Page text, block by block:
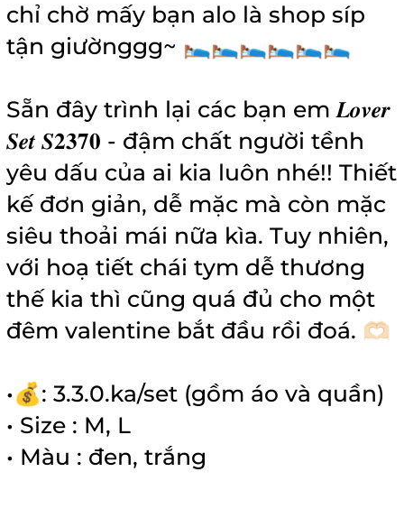
chỉ chờ mấy bạn alo là shop síp
tận giườnggg~ 🛌🛌🛌🛌🛌🛌
Sẵn đây trình lại các bạn em 𝑳𝒐𝒗𝒆𝒓
𝑺𝒆𝒕 𝑺𝟐𝟑𝟕𝟎 - đậm chất người tềnh
yêu dấu của ai kia luôn nhé!! Thiết
kế đơn giản, dễ mặc mà còn mặc
siêu thoải mái nữa kìa. Tuy nhiên,
với hoạ tiết chái tym dễ thương
thế kia thì cũng quá đủ cho một
đêm valentine bắt đầu rồi đoá. 🫶🏻
•💰: 3.3.0.ka/set (gồm áo và quần)
• Size : M, L
• Màu : đen, trắng